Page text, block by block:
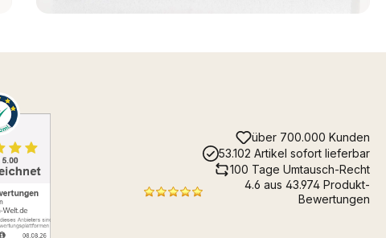
über 700.000 Kunden
53.102 Artikel sofort lieferbar
100 Tage Umtausch-Recht
4.6 aus 43.974 Produkt-
Bewertungen